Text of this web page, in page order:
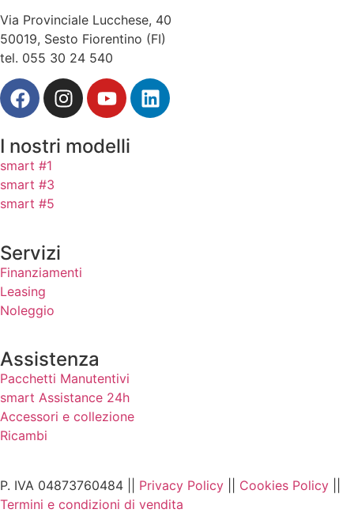
Via Provinciale Lucchese, 40
50019, Sesto Fiorentino (FI)
tel. 055 30 24 540
I nostri modelli
smart #1
smart #3
smart #5
Servizi
Finanziamenti
Leasing
Noleggio
Assistenza
Pacchetti Manutentivi
smart Assistance 24h
Accessori e collezione
Ricambi
P. IVA 04873760484 || Privacy Policy Cookies Policy
Termini e condizioni di vendita